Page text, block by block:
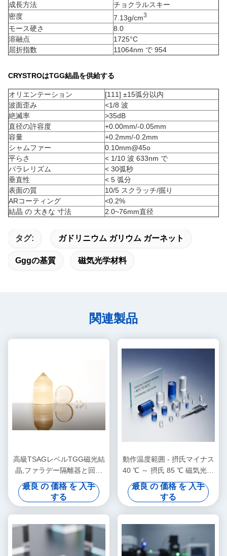
成長方法
チョクラルスキー
密度
7.13g/cm3
モース硬さ
8.0
溶融点
1725°C
屈折指数
11064nm で 954
CRYSTROはTGG結晶を供給する
オリエンテーション
[111] ±15弧分以内
波面歪み
<1/8 波
絶滅率
>35dB
直径の許容度
+0.00mm/-0.05mm
容量
+0.2mm/-0.2mm
シャムファー
0.10mm@45o
平らさ
< 1/10 波 633nm で
パラレリズム
< 30弧秒
垂直性
< 5 弧分
表面の質
10/5 スクラッチ/掘り
ARコーティング
<0.2%
結晶 の 大きな 寸法
2.0~76mm直径
タグ: ガドリニウム ガリウム ガーネット
Gggの基質 磁気光学材料
関連製品
高級TSAGレベルTGG磁光結
晶,ファラデー隔離器と回転
器用タービウムガリウムガー
ネット,400~1100nm伝送
最良 の 価格 を 入手
する
動作温度範囲 - 摂氏マイナス
40 ℃ ～ 摂氏 85 ℃ 磁気光学
結晶 精密機器向けにカスタ
マイズ可能な標準サイズ
(mm スケール)
最良 の 価格 を 入手
する